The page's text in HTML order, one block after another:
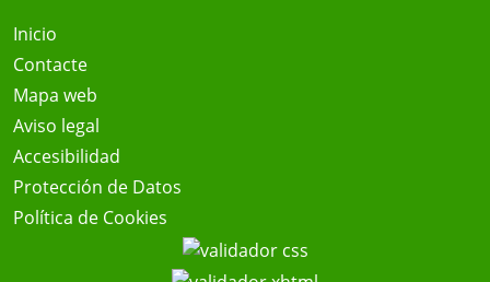
Inicio
Contacte
Mapa web
Aviso legal
Accesibilidad
Protección de Datos
Política de Cookies